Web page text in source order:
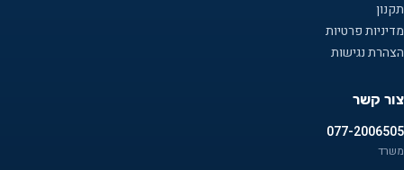
תקנון
מדיניות פרטיות
הצהרת נגישות
צור קשר
077-2006505
משרד